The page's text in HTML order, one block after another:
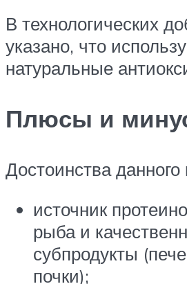
В технологических
указано, что
натуральные
Плюсы и
Достоинства данного
источник
рыба и
субпродукты
почки);